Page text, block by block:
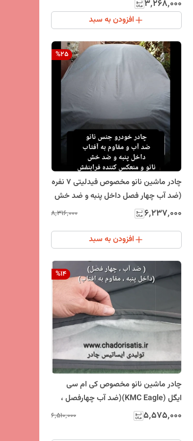
حجم)
۳٬۲۶۸٬۰۰۰
افزودن به سبد
%25
چادر ماشین نانو مخصوص فیدلیتی 7 نفره
(ضد آب چهار فصل داخل پنبه و ضد خش
و مقاوم به افتاب با ضمانت)
۶٬۲۳۷٬۰۰۰ ۸٬۳۱۶٬۰۰۰
افزودن به سبد
%14
چادر ماشین نانو مخصوص کی ام سی
ایگل (KMC Eagle)(ضد آب چهارفصل ،
داخل پنبه ای یا پشت کرکی ضدخش)
۵٬۵۷۵٬۰۰۰ ۶٬۵۱۰٬۰۰۰